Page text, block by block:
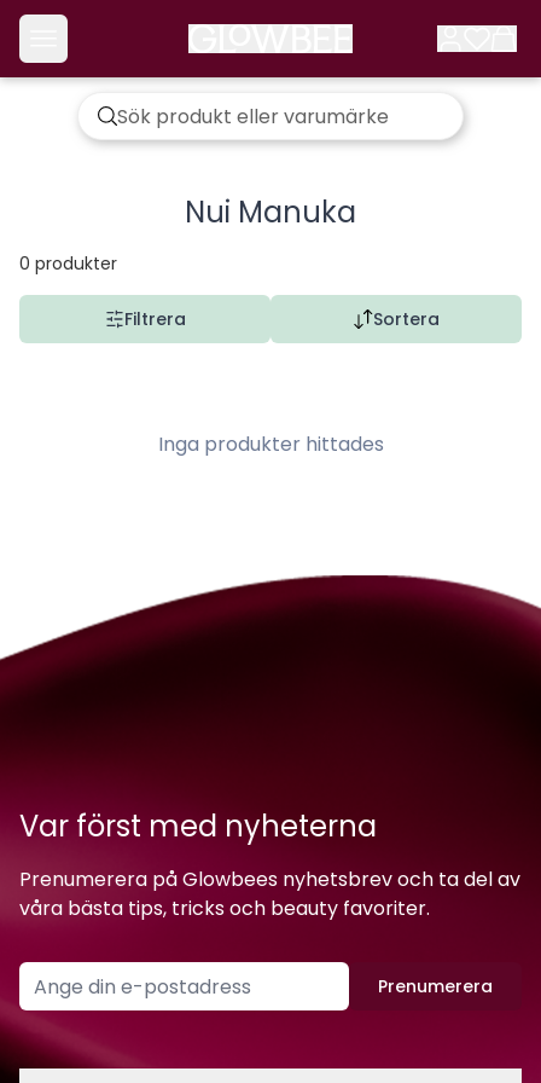
Nui Manuka
0 produkter
Filtrera Sortera
Inga produkter hittades
Var först med nyheterna
Prenumerera på Glowbees nyhetsbrev och ta del av
våra bästa tips, tricks och beauty favoriter.
Prenumerera